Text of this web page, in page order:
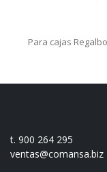
Para cajas
t. 900 264 295
ventas@comansa.biz